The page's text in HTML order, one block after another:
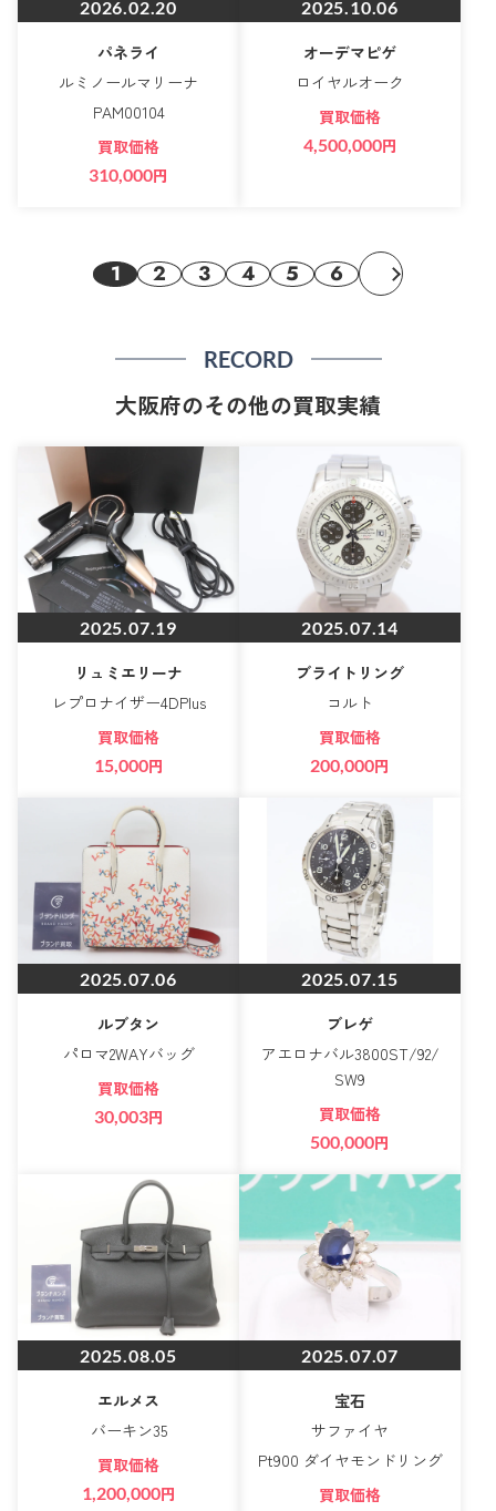
2026.02.20
パネライ
ルミノールマリーナ
PAM00104
買取価格
310,000円
2025.10.06
オーデマピゲ
ロイヤルオーク
買取価格
4,500,000円
1 2 3 4 5 6
RECORD
大阪府のその他の買取実績
2025.07.19
リュミエリーナ
レプロナイザー4DPlus
買取価格
15,000円
2025.07.14
ブライトリング
コルト
買取価格
200,000円
2025.07.06
ルブタン
パロマ2WAYバッグ
買取価格
30,003円
2025.07.15
ブレゲ
アエロナバル3800ST/92/
SW9
買取価格
500,000円
2025.08.05
エルメス
バーキン35
買取価格
1,200,000円
2025.07.07
宝石
サファイヤ
Pt900 ダイヤモンドリング
買取価格